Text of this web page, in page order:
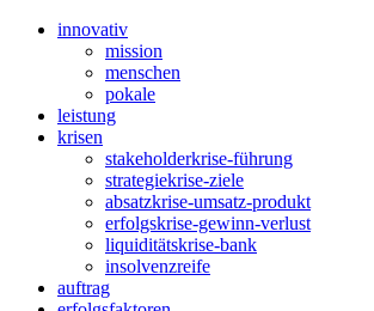
innovativ
mission
menschen
pokale
leistung
krisen
stakeholderkrise-führung
strategiekrise-ziele
absatzkrise-umsatz-produkt
erfolgskrise-gewinn-verlust
liquiditätskrise-bank
insolvenzreife
auftrag